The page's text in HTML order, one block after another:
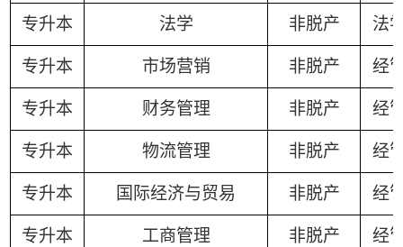
专升本 法学 非脱产 法
专升本 市场营销 非脱产 经
专升本 财务管理 非脱产 经
专升本 物流管理 非脱产 经
专升本 国际经济与贸易 非脱产 经
专升本 工商管理 非脱产 经